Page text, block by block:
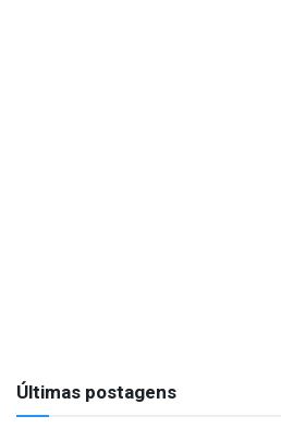
Últimas postagens